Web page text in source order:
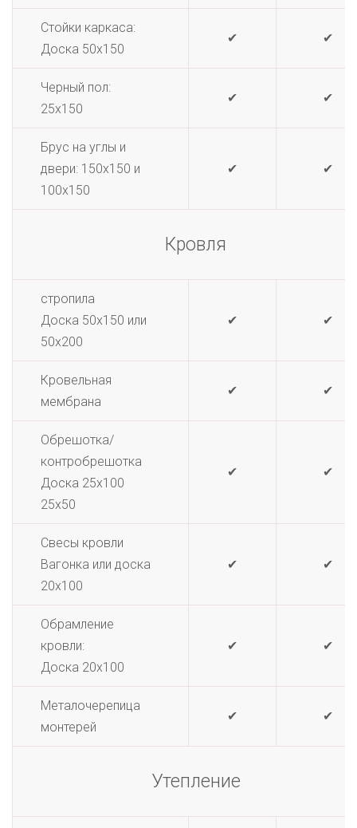
Стойки каркаса:
Доска 50х150
✔ ✔
Черный пол:
25х150
✔ ✔
Брус на углы и
двери: 150х150 и
100х150
✔ ✔
Кровля
стропила
Доска 50х150 или
50х200
✔ ✔
Кровельная
мембрана
✔ ✔
Обрешотка/
контробрешотка
Доска 25х100
25х50
✔ ✔
Свесы кровли
Вагонка или доска
20х100
✔ ✔
Обрамление
кровли:
Доска 20х100
✔ ✔
Металочерепица
монтерей
✔ ✔
Утепление